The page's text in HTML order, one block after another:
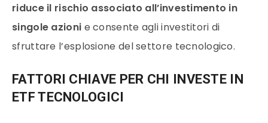
riduce il rischio associato all’investimento in
singole azioni e consente agli investitori di
sfruttare l’esplosione del settore tecnologico.
FATTORI CHIAVE PER CHI INVESTE IN
ETF TECNOLOGICI